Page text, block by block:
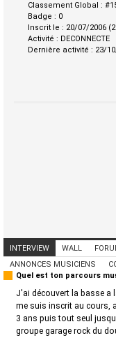
Classement Global :
Badge : 0
Inscrit le : 20/07/2006
Activité : DECONNECTE
Dernière activité : 23/
INTERVIEW WALL
ANNONCES MUSICIENS
Quel est ton parcours
J'ai découvert la basse a
me suis inscrit au cours,
3 ans puis tout seul
groupe garage rock du